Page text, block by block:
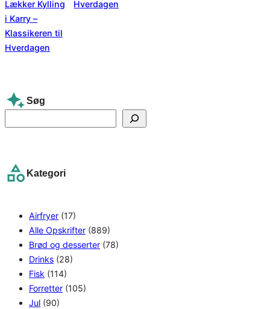
Hverdagen
Søg
e
c
Kategori
Airfryer (17)
Alle Opskrifter (889)
Brød og desserter (78)
Drinks (28)
Fisk (114)
Forretter (105)
Jul (90)